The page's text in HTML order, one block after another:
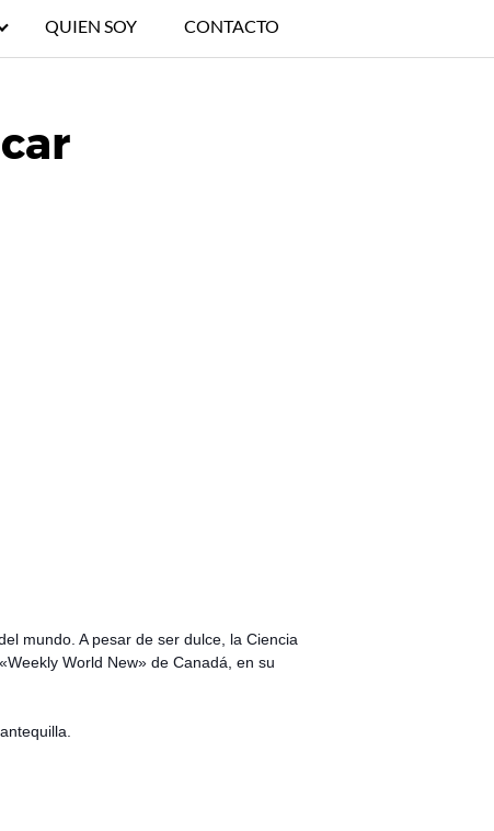
QUIEN SOY CONTACTO
mundo. A pesar de ser dulce, la Ciencia
World New» de Canadá, en su